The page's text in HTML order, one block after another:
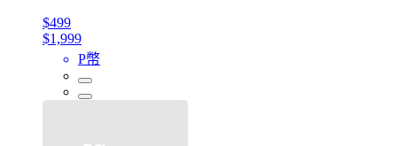
$499
$1,999
P幣